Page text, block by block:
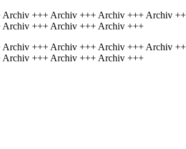
+++ Archiv +++ Archiv +++ Archiv
+++ Archiv +++ Archiv +++
+++ Archiv +++ Archiv +++ Archiv
+++ Archiv +++ Archiv +++